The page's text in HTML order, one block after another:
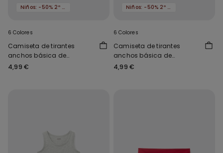
Niños: -50% 2º artículo
6 Colores
Camiseta de tirantes
anchos básica de
algodón para niños unisex
4,99 €
Niños: -50% 2º artículo
6 Colores
Camiseta de tirantes
anchos básica de
algodón para niños unisex
4,99 €